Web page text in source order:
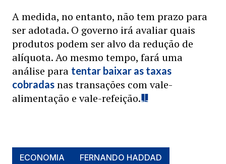
A medida, no entanto, não tem prazo para
ser adotada. O governo irá avaliar quais
produtos podem ser alvo da redução de
alíquota. Ao mesmo tempo, fará uma
análise para tentar baixar as taxas
cobradas nas transações com vale-
alimentação e vale-refeição.
ECONOMIA
FERNANDO HADDAD